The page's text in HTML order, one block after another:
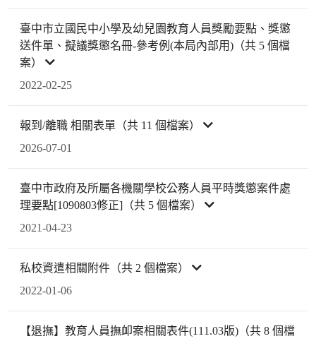
臺中市立國民中小學及幼兒園教育人員獎勵要點、獎懲
送件單、擬議獎懲名冊-參考例(本局內部用)（共 5 個檔
案）
2022-02-25
報到/離職 相關表單（共 11 個檔案）
2026-07-01
臺中市政府及所屬各機關學校公務人員平時獎懲案件處
理要點[1090803修正]（共 5 個檔案）
2021-04-23
私校資遣相關附件（共 2 個檔案）
2022-01-06
【退撫】教育人員撫卹案相關表件(111.03版)（共 8 個檔